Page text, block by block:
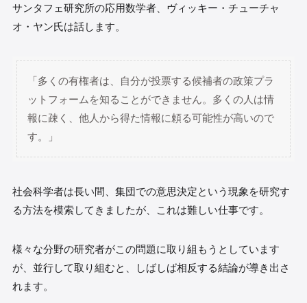
サンタフェ研究所の応用数学者、ヴィッキー・チューチャ
オ・ヤン氏は話します。
「多くの有権者は、自分が投票する候補者の政策プラ
ットフォームを知ることができません。多くの人は情
報に疎く、他人から得た情報に頼る可能性が高いので
す。」
社会科学者は長い間、集団での意思決定という現象を研究す
る方法を模索してきましたが、これは難しい仕事です。
様々な分野の研究者がこの問題に取り組もうとしています
が、並行して取り組むと、しばしば相反する結論が導き出さ
れます。